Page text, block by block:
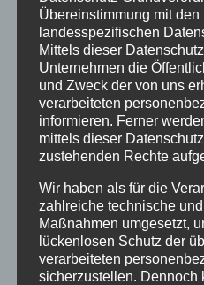
Wir bitten um
Thema und um
Befragung von
ZEUGNIS ABLEGEN
können Sie 250
einlesen und daraus
jeder Betroffene
erzählen, ein Buch
Nach dem o.g.
Tagungsband
Übereinstimmung mit den
landesspezifischen
Mittels dieser
Unternehmen die
und Zweck der von uns
verarbeiteten
informieren. Ferner
mittels dieser
zustehenden Rechte
Wir haben als für die
zahlreiche technische
Maßnahmen umgesetzt,
lückenlosen Schutz der
verarbeiteten
sicherzustellen. Dennoch